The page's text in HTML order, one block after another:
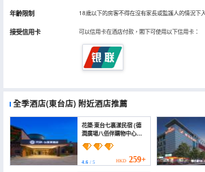
年齡限制 18歲以下的房客不得在沒有家長或監護人的情況下
接受信用卡 可以信用卡在酒店付款，閣下可使用以下信用卡：
全季酒店(東台店) 附近酒店推薦
花築·東台七裏漾民宿 (德
潤廣場八佰伴購物中心店)
(Floral · Dongtai
Qiliyang Homestay
(Derun Plaza Baibai
Ban Shopping Center))
4.6 / 5 HKD 259+